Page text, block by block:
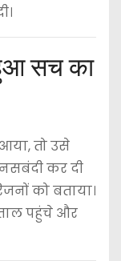
सच का
तो उसे
कर दी
को बताया।
पहुंचे और